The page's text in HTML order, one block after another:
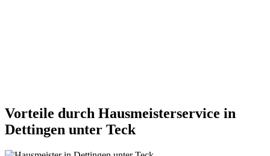
Vorteile durch Hausmeisterservice in
Dettingen unter Teck